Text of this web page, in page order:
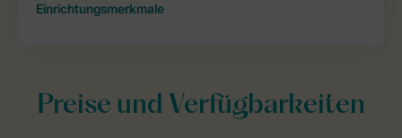
Einrichtungsmerkmale
Preise und Verfügbarkeiten